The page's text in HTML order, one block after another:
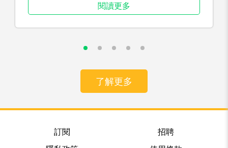
圍中，孩子能自在地認識「失去」、「悲傷」與
「思念」，學習用自己的方式好好感受、好好告
別。
閱讀更多
了解更多
訂閱
招聘